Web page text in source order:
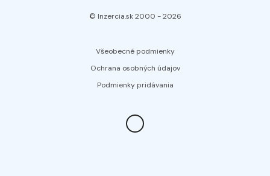
© Inzercia.sk 2000 -2026
Všeobecné podmienky
Ochrana osobných údajov
Podmienky pridávania